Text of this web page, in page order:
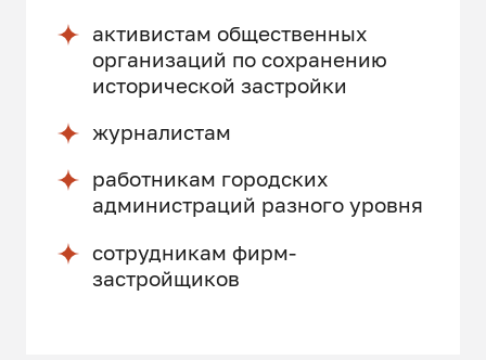
активистам общественных
организаций по сохранению
исторической застройки
журналистам
работникам городских
администраций разного уровня
сотрудникам фирм-
застройщиков